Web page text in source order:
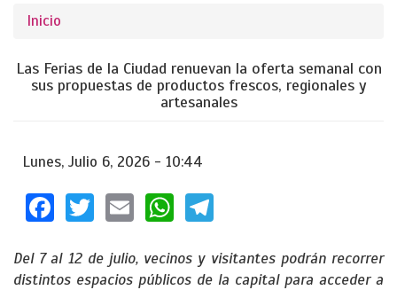
BÚSQUEDA
Se
encuentra
usted
Inicio
Las Ferias de la Ciudad renuevan la oferta semanal con
sus propuestas de productos frescos, regionales y
artesanales
Lunes, Julio 6, 2026 - 10:44
Facebook
TwitterEmailWhatsApp
Del 7 al 12 de julio, vecinos y visitantes podrán recorrer
distintos espacios públicos de la capital para acceder a